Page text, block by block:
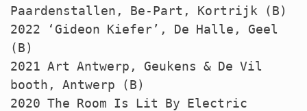
Paardenstallen, Be-Part, Kortrijk (B)
2022 ‘Gideon Kiefer’, De Halle, Geel
(B)
2021 Art Antwerp, Geukens & De Vil
booth, Antwerp (B)
2020 The Room Is Lit By Electric